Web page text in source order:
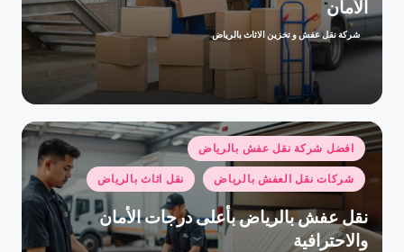
الأمان
تمّ
بواسطة
شركة نقل عفش و تخزين الاثاث بالرياض
نُشر
في
افضل شركة نقل عفش بالرياض
شركات نقل العفش بالرياض نقل اثاث بالرياض
نقل عفش بالرياض بأعلى درجات الأمان
والاحترافية